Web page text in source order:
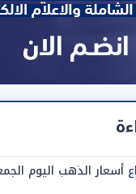
أسعار الذهب اليوم